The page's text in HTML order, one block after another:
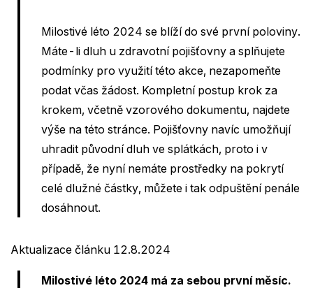
Milostivé léto 2024 se blíží do své první poloviny.
Máte-li dluh u zdravotní pojišťovny a splňujete
podmínky pro využití této akce, nezapomeňte
podat včas žádost. Kompletní postup krok za
krokem, včetně vzorového dokumentu, najdete
výše na této stránce. Pojišťovny navíc umožňují
uhradit původní dluh ve splátkách, proto i v
případě, že nyní nemáte prostředky na pokrytí
celé dlužné částky, můžete i tak odpuštění penále
dosáhnout.
Aktualizace článku 12.8.2024
Milostivé léto 2024 má za sebou první měsíc.